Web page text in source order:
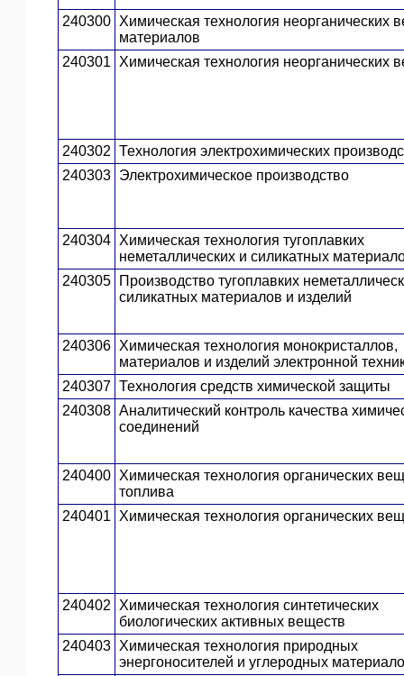
240300 Химическая технология неорганических
материалов
240301
Химическая технология неорганических
240302 Технология электрохимических
240303 Электрохимическое производство
240304 Химическая технология тугоплавких
неметаллических и силикатных
240305
Производство тугоплавких
силикатных материалов и изделий
240306 Химическая технология монокристаллов,
материалов и изделий электронной
240307 Технология средств химической защиты
240308 Аналитический контроль качества
соединений
240400 Химическая технология органических
топлива
240401
Химическая технология органических
240402
Химическая технология синтетических
биологических активных веществ
240403 Химическая технология природных
энергоносителей и углеродных